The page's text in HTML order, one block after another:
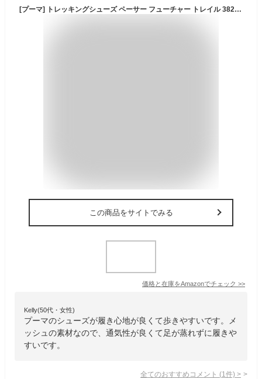
[プーマ] トレッキングシューズ ペーサー フューチャー トレイル 382884 24年春夏カラー チョコレート チップ/チョコレート チップ/アンバー(16) 27.0 cm
この商品をサイトでみる
価格と在庫をAmazonでチェック >>
Kelly(50代・女性)
プーマのシューズが履き心地が良くて歩きやすいです。メ
ッシュの素材なので、通気性が良くて足が蒸れずに履きや
すいです。
全てのおすすめコメント (1 件) >